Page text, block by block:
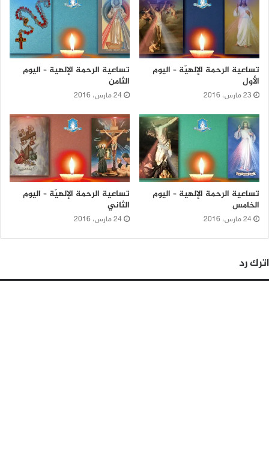
تساعية الرحمة الإلهيّة – اليوم
الأول
23 مارس، 2016
تساعية الرحمة الإلهية – اليوم
الثامن
24 مارس، 2016
تساعية الرحمة الإلهية – اليوم
الخامس
24 مارس، 2016
تساعية الرحمة الإلهيّة – اليوم
الثاني
24 مارس، 2016
اترك رد